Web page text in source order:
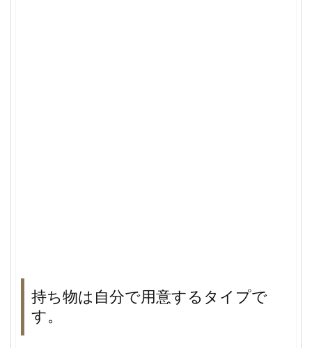
持ち物は自分で用意するタイプで
す。